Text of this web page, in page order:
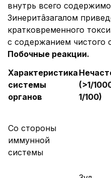
внутрь всего
Зинеритâзагалом
кратковременного
с содержанием чистого
Побочные реакции.
Характеристика
системы
органов
(>1/
1/100)
Со стороны
иммунной
системы